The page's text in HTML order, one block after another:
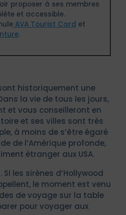
proposer à ses membres
et accessible.
AVA Tourist Card et
.
historiquement une
la vie de tous les jours,
et vous conseilleront en
et ses villes sont très
à moins de s’être égaré
de l’Amérique profonde,
étranger aux USA.
les sirènes d’Hollywood
le moment est venu
de voyage sur la table
pour voyager aux